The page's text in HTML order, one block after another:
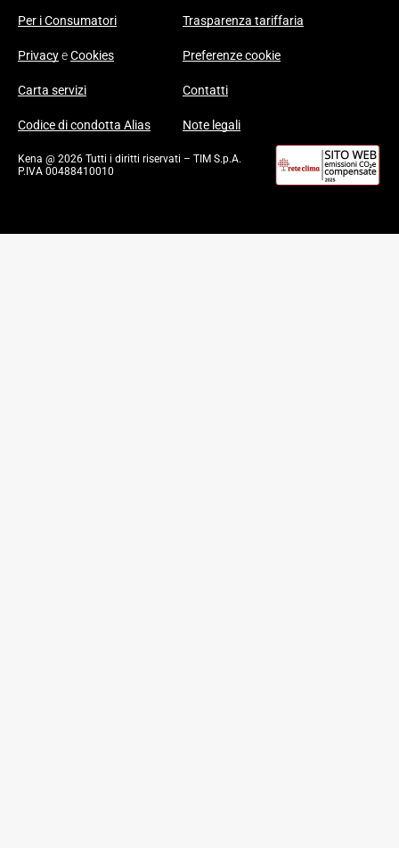
Per i Consumatori Trasparenza tariffaria
PrivacyeCookies Preferenze cookie
Carta servizi Contatti
Codice di condotta Alias Note legali
Kena @ 2026 Tutti i diritti riservati – TIM S.p.A.
P.IVA 00488410010